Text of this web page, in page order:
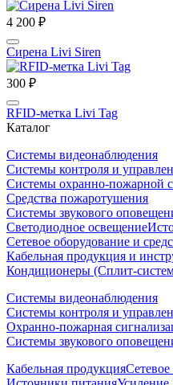
4 200 ₽
Сирена Livi Siren
300 ₽
RFID-метка Livi Tag
Каталог
Системы видеонаблюдения
Системы контроля и
Системы охранно-пожарной
Средства пожаротушения
Системы звукового
Светодиодное освещение
Сетевое оборудование и
Кабельная продукция и
Кондиционеры (Сплит-
Системы видеонаблюдения
Системы контроля и
Охранно-пожарная
Системы звукового
Кабельная продукция